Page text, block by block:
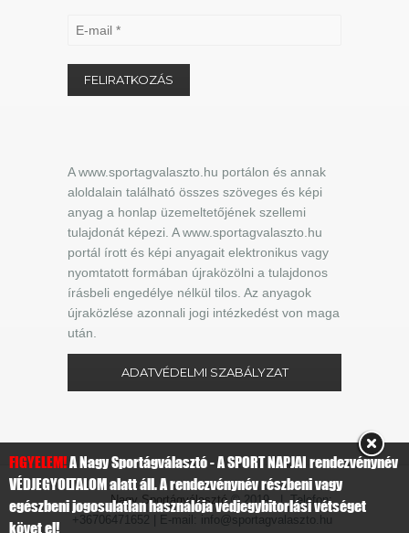
A www.sportagvalaszto.hu portálon és annak
aloldalain található összes szöveges és képi
anyag a honlap üzemeltetőjének szellemi
tulajdonát képezi. A www.sportagvalaszto.hu
portál írott és képi anyagait elektronikus vagy
nyomtatott formában újraközölni a tulajdonos
írásbeli engedélye nélkül tilos. Az anyagok
újraközlése azonnali jogi intézkedést von maga
után.
ADATVÉDELMI SZABÁLYZAT
Nagy Sportágválasztó© 2019 | Telefon:
+36706471652 | E-mail: info@sportagvalaszto.hu
FIGYELEM!A Nagy Sportágválasztó - A SPORT NAPJAI rendezvénynév
VÉDJEGYOLTALOM alatt áll. A rendezvénynév részbeni vagy
egészbeni jogosulatlan használója védjegybitorlási vétséget
követ el!